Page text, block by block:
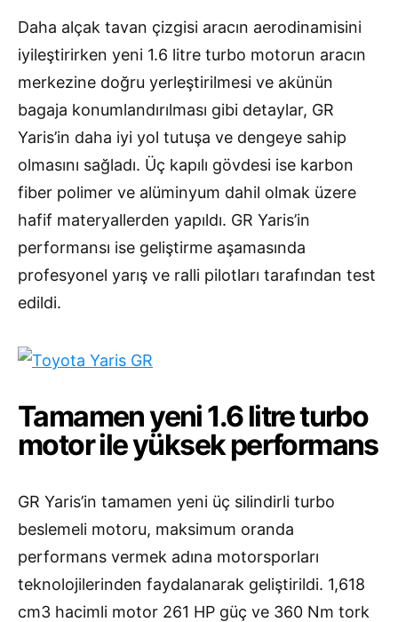
Daha alçak tavan çizgisi aracın aerodinamisini
iyileştirirken yeni 1.6 litre turbo motorun aracın
merkezine doğru yerleştirilmesi ve akünün
bagaja konumlandırılması gibi detaylar, GR
Yaris’in daha iyi yol tutuşa ve dengeye sahip
olmasını sağladı. Üç kapılı gövdesi ise karbon
fiber polimer ve alüminyum dahil olmak üzere
hafif materyallerden yapıldı. GR Yaris’in
performansı ise geliştirme aşamasında
profesyonel yarış ve ralli pilotları tarafından test
edildi.
Tamamen yeni 1.6 litre turbo
motor ile yüksek performans
GR Yaris’in tamamen yeni üç silindirli turbo
beslemeli motoru, maksimum oranda
performans vermek adına motorsporları
teknolojilerinden faydalanarak geliştirildi. 1,618
cm3 hacimli motor 261 HP güç ve 360 Nm tork